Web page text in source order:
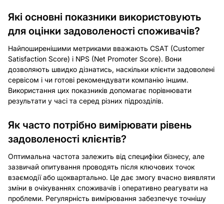
Які основні показники використовують
для оцінки задоволеності споживачів?
Найпоширенішими метриками вважають CSAT (Customer
Satisfaction Score) і NPS (Net Promoter Score). Вони
дозволяють швидко дізнатись, наскільки клієнти задоволені
сервісом і чи готові рекомендувати компанію іншим.
Використання цих показників допомагає порівнювати
результати у часі та серед різних підрозділів.
Як часто потрібно вимірювати рівень
задоволеності клієнтів?
Оптимальна частота залежить від специфіки бізнесу, але
зазвичай опитування проводять після ключових точок
взаємодії або щоквартально. Це дає змогу вчасно виявляти
зміни в очікуваннях споживачів і оперативно реагувати на
проблеми. Регулярність вимірювання забезпечує точнішу